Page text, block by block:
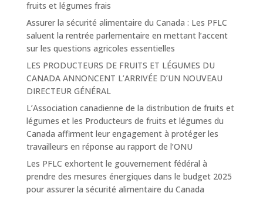
fruits et légumes frais
Assurer la sécurité alimentaire du Canada : Les PFLC
saluent la rentrée parlementaire en mettant l’accent
sur les questions agricoles essentielles
LES PRODUCTEURS DE FRUITS ET LÉGUMES DU
CANADA ANNONCENT L’ARRIVÉE D’UN NOUVEAU
DIRECTEUR GÉNÉRAL
L’Association canadienne de la distribution de fruits et
légumes et les Producteurs de fruits et légumes du
Canada affirment leur engagement à protéger les
travailleurs en réponse au rapport de l’ONU
Les PFLC exhortent le gouvernement fédéral à
prendre des mesures énergiques dans le budget 2025
pour assurer la sécurité alimentaire du Canada